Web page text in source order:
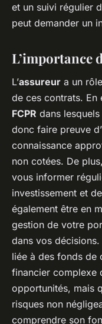
et un suivi régulier
peut demander un
L’importance
L’assureur a un
de ces contrats. En
FCPR dans
donc faire preuve
connaissance
non cotées. De
vous informer
investissement et
également être en
gestion de votre
dans vos décisions.
liée à des fonds de
financier complexe
opportunités, mais
risques non
comprendre son